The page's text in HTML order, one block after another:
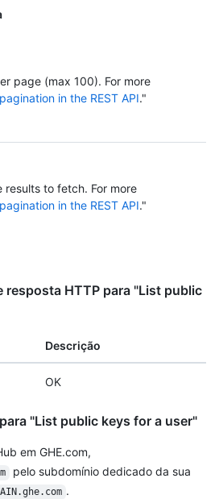
page (max 100). For more
in the REST API."
to fetch. For more
in the REST API."
resposta HTTP para "List public
Descrição
OK
"List public keys for a user"
em GHE.com,
pelo subdomínio dedicado da sua
.